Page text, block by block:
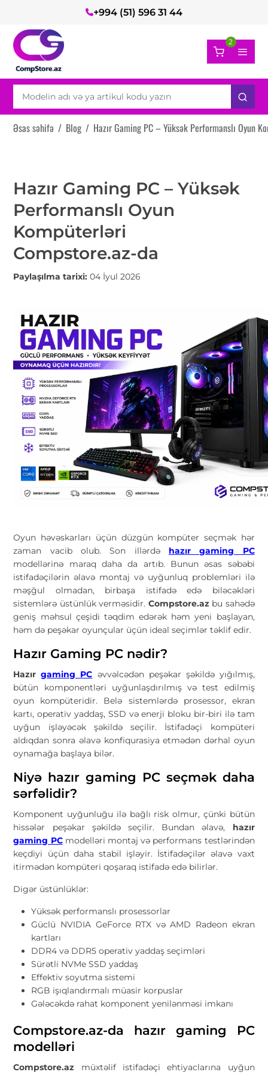
+994 (51) 596 31 44
2
Əsas səhifə / Blog / Hazır Gaming PC – Yüksək Performanslı Oyun
Hazır Gaming PC – Yüksək
Performanslı Oyun
Kompüterləri
Compstore.az-da
Paylaşılma tarixi:04 İyul 2026
Oyun həvəskarları üçün düzgün kompüter seçmək hər
zaman vacib olub. Son illərdə hazır gaming PC
modellərinə maraq daha da artıb. Bunun əsas səbəbi
istifadəçilərin əlavə montaj və uyğunluq problemləri ilə
məşğul olmadan, birbaşa istifadə edə biləcəkləri
sistemlərə üstünlük verməsidir. Compstore.azbu sahədə
geniş məhsul çeşidi təqdim edərək həm yeni başlayan,
həm də peşəkar oyunçular üçün ideal seçimlər təklif edir.
Hazır Gaming PC nədir?
Hazırgaming PC əvvəlcədən peşəkar şəkildə yığılmış,
bütün komponentləri uyğunlaşdırılmış və test edilmiş
oyun kompüteridir. Belə sistemlərdə prosessor, ekran
kartı, operativ yaddaş, SSD və enerji bloku bir-biri ilə tam
uyğun işləyəcək şəkildə seçilir. İstifadəçi kompüteri
aldıqdan sonra əlavə konfiqurasiya etmədən dərhal oyun
oynamağa başlaya bilər.
Niyə hazır gaming PC seçmək daha
sərfəlidir?
Komponent uyğunluğu ilə bağlı risk olmur, çünki bütün
hissələr peşəkar şəkildə seçilir. Bundan əlavə, hazır
gaming PCmodelləri montaj və performans testlərindən
keçdiyi üçün daha stabil işləyir. İstifadəçilər əlavə vaxt
itirmədən kompüteri qoşaraq istifadə edə bilirlər.
Digər üstünlüklər:
Yüksək performanslı prosessorlar
Güclü NVIDIA GeForce RTX və AMD Radeon ekran
kartları
DDR4 və DDR5 operativ yaddaş seçimləri
Sürətli NVMe SSD yaddaş
Effektiv soyutma sistemi
RGB işıqlandırmalı müasir korpuslar
Gələcəkdə rahat komponent yenilənməsi imkanı
Compstore.az-da hazır gaming PC
modelləri
Compstore.az müxtəlif istifadəçi ehtiyaclarına uyğun